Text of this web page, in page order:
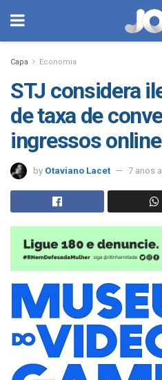
Capa Economia
STJ considera
de taxa de
ingressos online
by Otaviano Lacet 7 anos